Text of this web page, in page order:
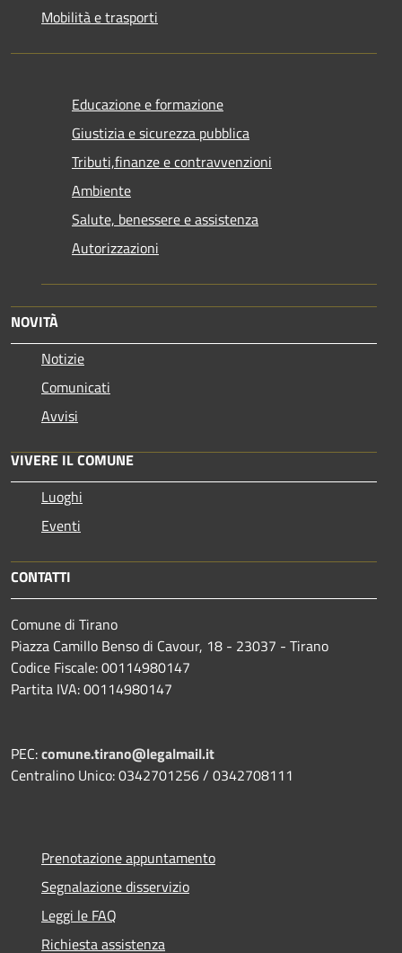
Mobilità e trasporti
Educazione e formazione
Giustizia e sicurezza pubblica
Tributi,finanze e contravvenzioni
Ambiente
Salute, benessere e assistenza
Autorizzazioni
NOVITÀ
Notizie
Comunicati
Avvisi
VIVERE IL COMUNE
Luoghi
Eventi
CONTATTI
Comune di Tirano
Piazza Camillo Benso di Cavour, 18 - 23037 - Tirano
Codice Fiscale: 00114980147
Partita IVA: 00114980147
PEC:comune.tirano@legalmail.it
Centralino Unico: 0342701256 / 0342708111
Prenotazione appuntamento
Segnalazione disservizio
Leggi le FAQ
Richiesta assistenza